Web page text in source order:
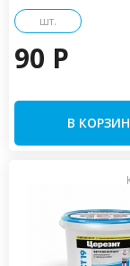
шт.
90 P
В